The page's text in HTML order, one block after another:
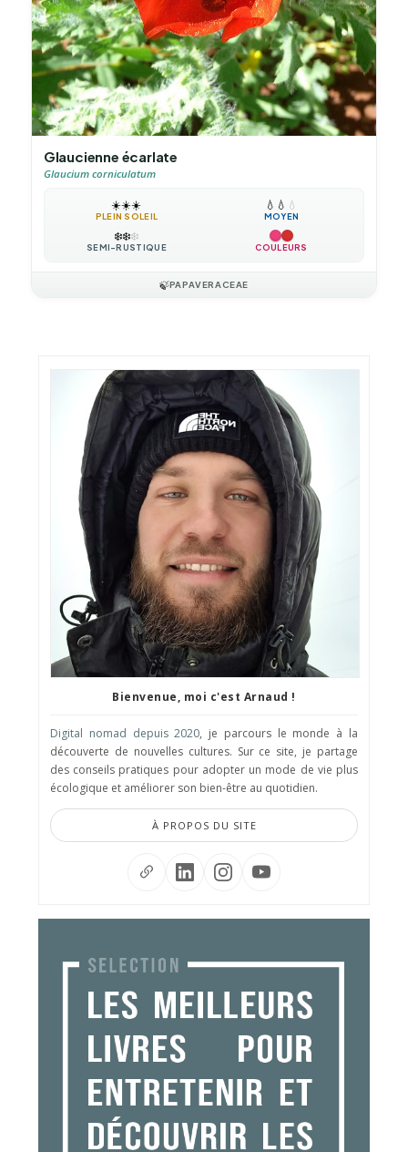
Glaucienne écarlate
Glaucium corniculatum
☀️☀️☀️
PLEIN SOLEIL
💧 💧 💧
MOYEN
❄️❄️❄️
SEMI-RUSTIQUE COULEURS
🍃PAPAVERACEAE
Bienvenue, moi c'est Arnaud !
Digital nomad depuis 2020, je parcours le monde à la
découverte de nouvelles cultures. Sur ce site, je partage
des conseils pratiques pour adopter un mode de vie plus
écologique et améliorer son bien-être au quotidien.
À PROPOS DU SITE